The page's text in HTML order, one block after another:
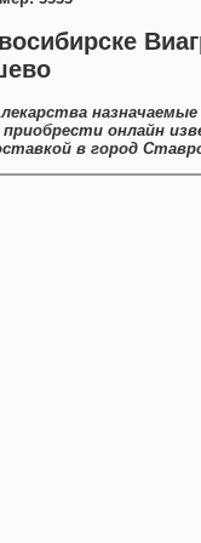
онлайн
в город